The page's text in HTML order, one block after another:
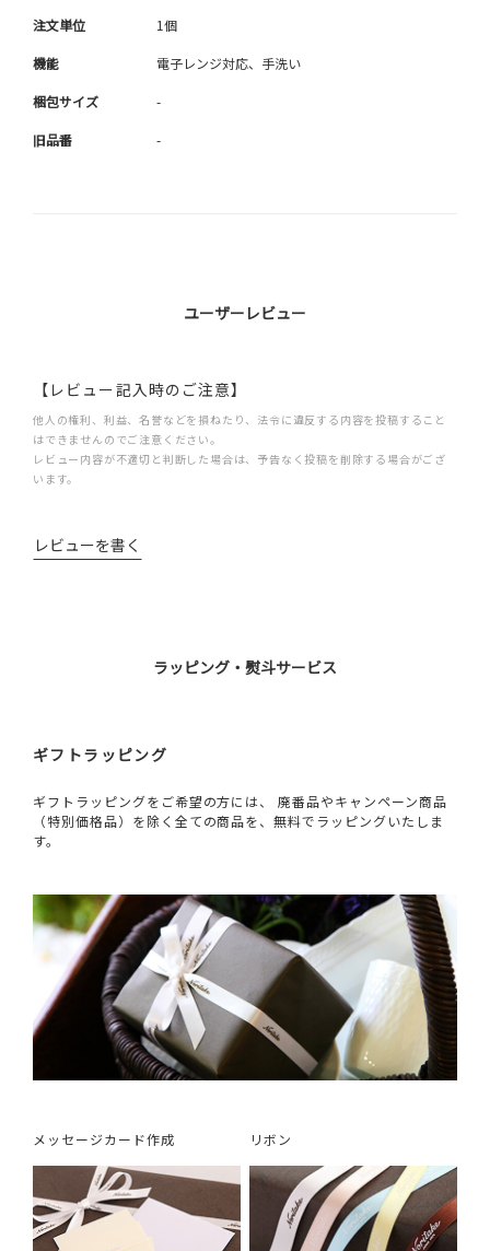
注文単位 1個
機能 電子レンジ対応、手洗い
梱包サイズ -
旧品番 -
ユーザーレビュー
【レビュー記入時のご注意】
他人の権利、利益、名誉などを損ねたり、法令に違反する内容を投稿すること
はできませんのでご注意ください。
レビュー内容が不適切と判断した場合は、予告なく投稿を削除する場合がござ
います。
レビューを書く
ラッピング・熨斗サービス
ギフトラッピング
ギフトラッピングをご希望の方には、 廃番品やキャンペーン商品
（特別価格品）を除く全ての商品を、無料でラッピングいたしま
す。
メッセージカード作成 リボン